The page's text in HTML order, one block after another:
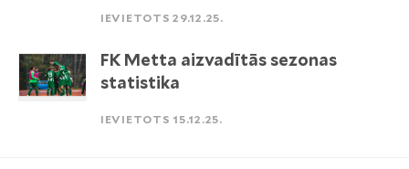
IEVIETOTS 29.12.25.
FK Metta aizvadītās sezonas
statistika
IEVIETOTS 15.12.25.